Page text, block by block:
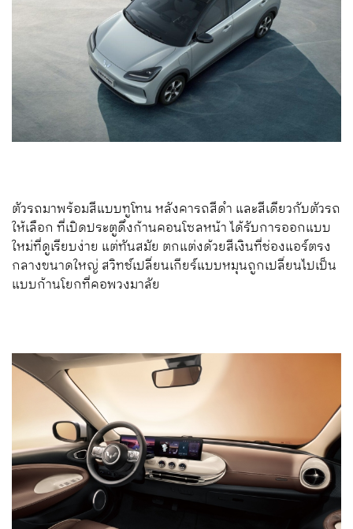
ตัวรถมาพร้อมสีแบบทูโทน หลังคารถสีดำ และสีเดียวกับตัวรถ
ให้เลือก ที่เปิดประตูดึงก้านคอนโซลหน้า ได้รับการออกแบบ
ใหม่ที่ดูเรียบง่าย แต่ทันสมัย ตกแต่งด้วยสีเงินที่ช่องแอร์ตรง
กลางขนาดใหญ่ สวิทช์เปลี่ยนเกียร์แบบหมุนถูกเปลี่ยนไปเป็น
แบบก้านโยกที่คอพวงมาลัย